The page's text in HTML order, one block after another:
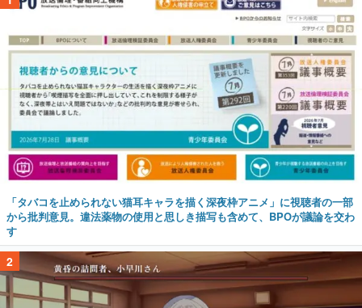
「タバコを止められない猫耳キャラを描く深夜枠アニメ」に視聴者の一部
から批判意見。違法薬物の使用と思しき描写も含めて、BPOが議論を交わ
す
2